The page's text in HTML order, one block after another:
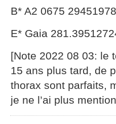
B* A2 0675
E* Gaia
[Note 2022 08 03: le
15 ans plus tard, de
thorax sont parfaits,
je ne l’ai plus